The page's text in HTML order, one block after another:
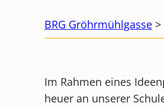
BRG Gröhrmühlgasse >
Im Rahmen eines
heuer an unserer